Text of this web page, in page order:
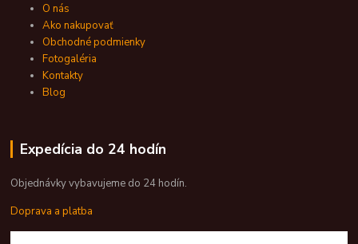
O nás
Ako nakupovať
Obchodné podmienky
Fotogaléria
Kontakty
Blog
Expedícia do 24 hodín
Objednávky vybavujeme do 24 hodín.
Doprava a platba